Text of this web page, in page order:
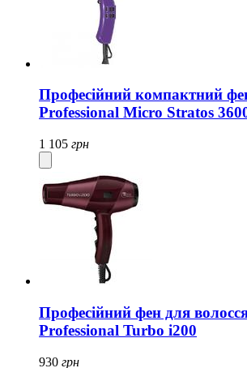
Професійний компактний
Professional Micro Stratos
1 105 грн
Професійний фен для
Professional Turbo i200
930 грн